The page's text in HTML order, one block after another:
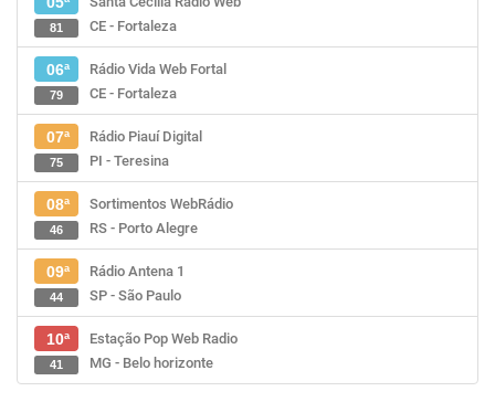
CE - Fortaleza
81
06ª
Rádio Vida Web Fortal
CE - Fortaleza
79
07ª
Rádio Piauí Digital
PI - Teresina
75
08ª
Sortimentos WebRádio
RS - Porto Alegre
46
09ª
Rádio Antena 1
SP - São Paulo
44
10ª
Estação Pop Web Radio
MG - Belo horizonte
41